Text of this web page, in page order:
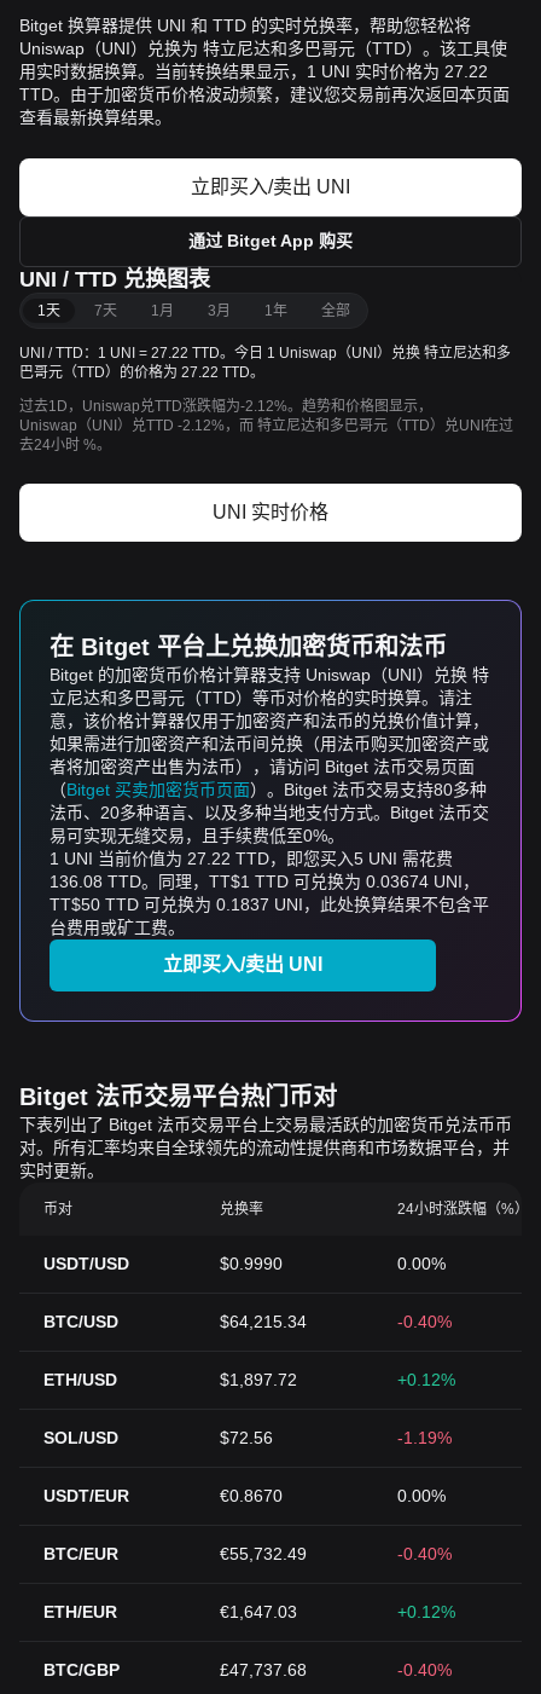
Bitget 换算器提供 UNI 和 TTD 的实时兑换率，帮助您轻松将
Uniswap（UNI）兑换为 特立尼达和多巴哥元（TTD）。该工具使
用实时数据换算。当前转换结果显示，1 UNI 实时价格为 27.22
TTD。由于加密货币价格波动频繁，建议您交易前再次返回本页面
查看最新换算结果。
立即买入/卖出 UNI
通过 Bitget App 购买
UNI / TTD 兑换图表
1天 7天 1月 3月 1年 全部
UNI / TTD：1 UNI = 27.22 TTD。今日 1 Uniswap（UNI）兑换 特立尼达和多
巴哥元（TTD）的价格为 27.22 TTD。
过去1D，Uniswap兑TTD涨跌幅为-2.12%。趋势和价格图显示，
Uniswap（UNI）兑TTD -2.12%，而 特立尼达和多巴哥元（TTD）兑UNI在过
去24小时 %。
UNI 实时价格
在 Bitget 平台上兑换加密货币和法币
Bitget 的加密货币价格计算器支持 Uniswap（UNI）兑换 特
立尼达和多巴哥元（TTD）等币对价格的实时换算。请注
意，该价格计算器仅用于加密资产和法币的兑换价值计算，
如果需进行加密资产和法币间兑换（用法币购买加密资产或
者将加密资产出售为法币），请访问 Bitget 法币交易页面
（Bitget 买卖加密货币页面）。Bitget 法币交易支持80多种
法币、20多种语言、以及多种当地支付方式。Bitget 法币交
易可实现无缝交易，且手续费低至0%。
1 UNI 当前价值为 27.22 TTD，即您买入5 UNI 需花费
136.08 TTD。同理，TT$1 TTD 可兑换为 0.03674 UNI，
TT$50 TTD 可兑换为 0.1837 UNI，此处换算结果不包含平
台费用或矿工费。
立即买入/卖出 UNI
Bitget 法币交易平台热门币对
下表列出了 Bitget 法币交易平台上交易最活跃的加密货币兑法币币
对。所有汇率均来自全球领先的流动性提供商和市场数据平台，并
实时更新。
币对 兑换率 24小时涨跌幅（%）
USDT/USD $0.9990 0.00%
BTC/USD $64,215.34 -0.40%
ETH/USD $1,897.72 +0.12%
SOL/USD $72.56 -1.19%
USDT/EUR €0.8670 0.00%
BTC/EUR €55,732.49 -0.40%
ETH/EUR €1,647.03 +0.12%
BTC/GBP £47,737.68 -0.40%